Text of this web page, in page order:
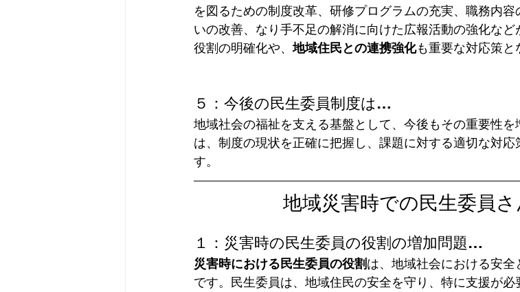
を図るための制度改革、研修プログラムの充実、職務内
いの改善、なり手不足の解消に向けた広報活動の強化な
役割の明確化や、地域住民との連携強化も重要な対応策と
５：今後の民生委員制度は…
地域社会の福祉を支える基盤として、今後もその重要性
は、制度の現状を正確に把握し、課題に対する適切な対
す。
地域災害時での民生委員さ
１：災害時の民生委員の役割の増加問題…
災害時における民生委員の役割は、地域社会における安
です。民生委員は、地域住民の安全を守り、特に支援が